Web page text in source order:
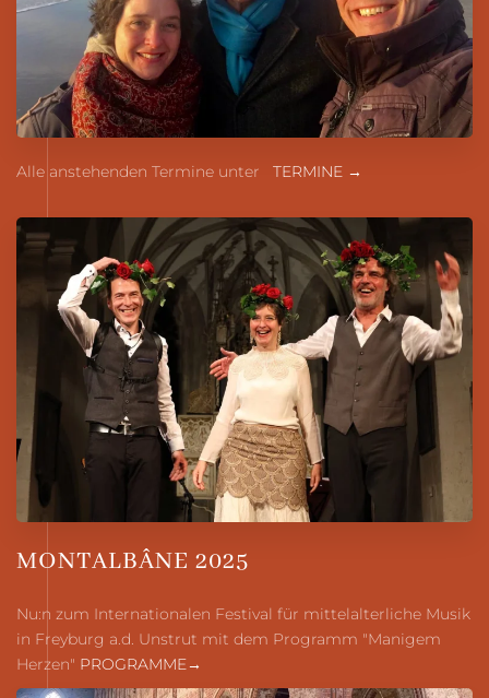
Alle anstehenden Termine unter TERMINE →
MONTALBÂNE 2025
Nu:n zum Internationalen Festival für mittelalterliche Musik
in Freyburg a.d. Unstrut mit dem Programm "Manigem
Herzen" PROGRAMME→